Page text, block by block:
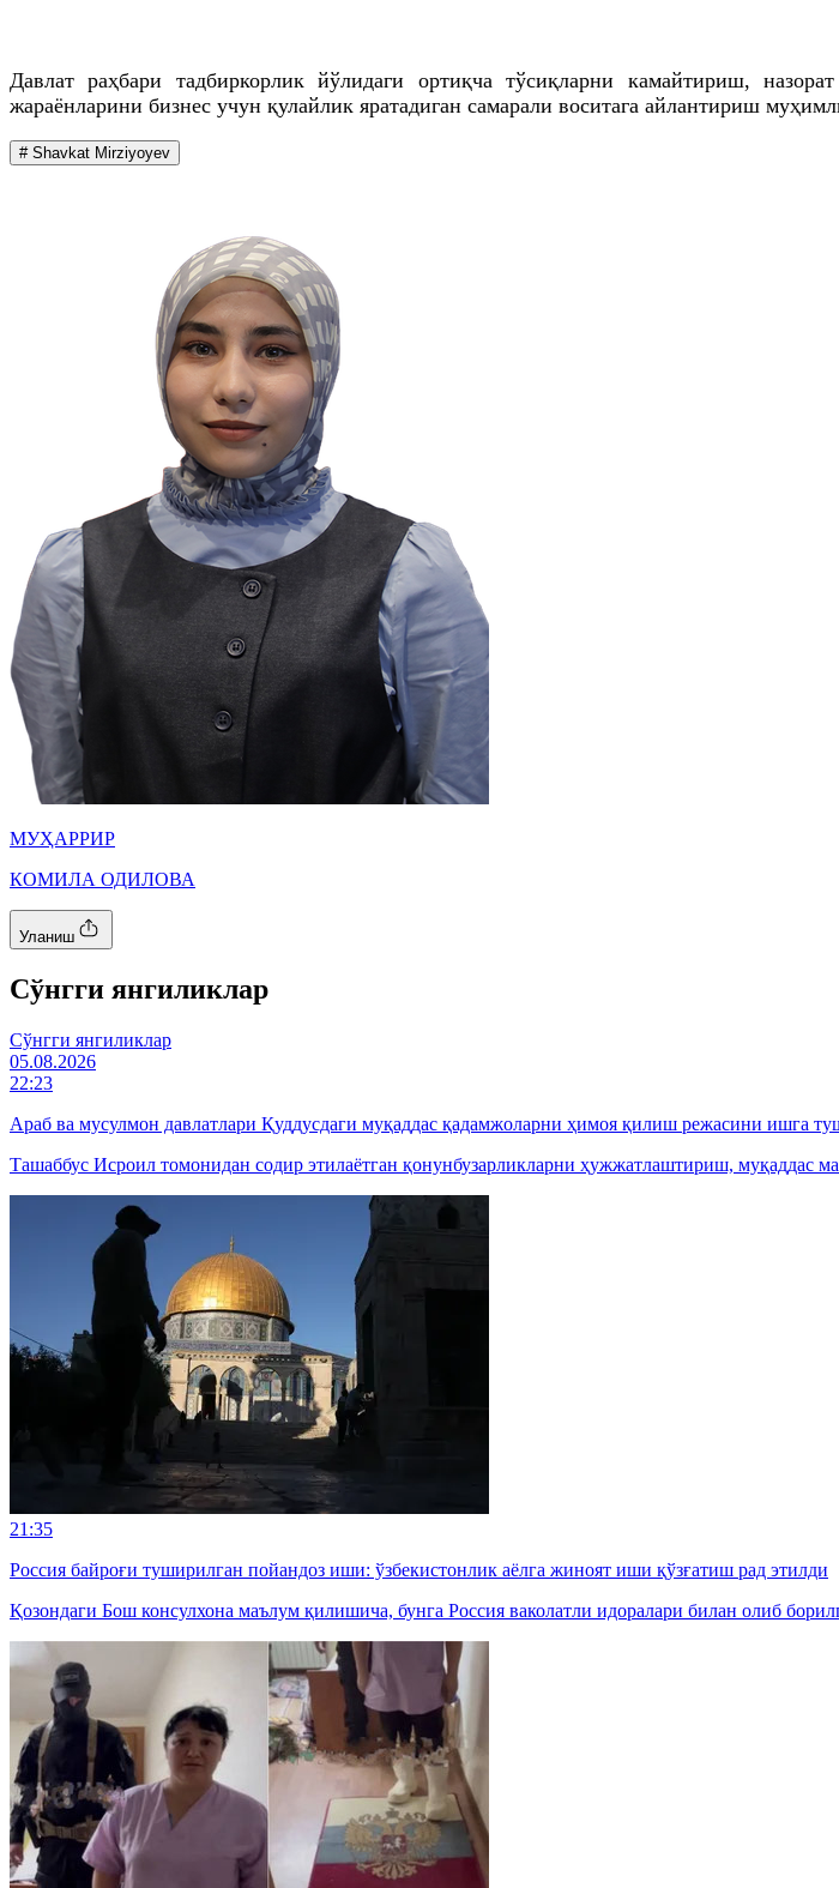
Давлат раҳбари тадбиркорлик йўлидаги ортиқча тўсиқларни камайтириш,
жараёнларини бизнес учун қулайлик яратадиган самарали воситага айлантириш
# Shavkat Mirziyoyev
МУҲАРРИР
КОМИЛА ОДИЛОВА
Уланиш
Cўнгги янгиликлар
Cўнгги янгиликлар
05.08.2026
22:23
Араб ва мусулмон давлатлари Қуддусдаги муқаддас қадамжоларни ҳимоя қилиш режасини ишга
Ташаббус Исроил томонидан содир этилаётган қонунбузарликларни ҳужжатлаштириш, муқаддас
21:35
Россия байроғи туширилган пойандоз иши: ўзбекистонлик аёлга жиноят иши қўзғатиш рад этилди
Қозондаги Бош консулхона маълум қилишича, бунга Россия ваколатли идоралари билан олиб